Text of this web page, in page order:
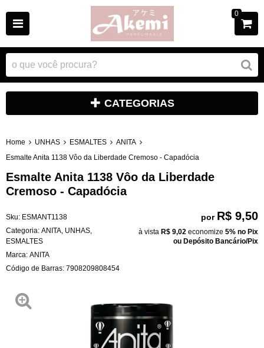
0
CATEGORIAS
Home UNHAS ESMALTES
ANITA
Esmalte Anita 1138 Vôo da Liberdade Cremoso - Capadócia
Esmalte Anita 1138 Vôo da Liberdade
Cremoso - Capadócia
Sku: ESMANT1138
Categoria: ANITA UNHAS
ESMALTES
Marca: ANITA
Código de Barras: 7908209808454
por R$ 9,50
à vista R$ 9,02 economize 5% no Pix
ou Depósito Bancário/Pix